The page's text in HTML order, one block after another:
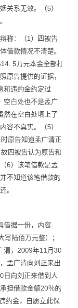
关系无效。（5）
称：（1）四被告
借款情况不清楚。
5万元本金全部打
原告提供的证据，
和违约金约定过
空白处也不是孟广
然在空白处填上了
容不真实。（5）
原告知道孟广清正
四被告认为原告和
6）该笔借款是孟
不知道该笔借款的
。
借据一份，内容
陆佰万元整）；
清，2009年11月30
孟广清向刘正来出
日向刘正来借到人
担借款金额20％的
约金，自愿立此保